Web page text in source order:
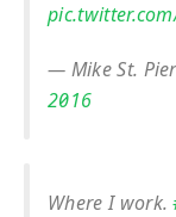
— Mike St.
2016
Where I work.